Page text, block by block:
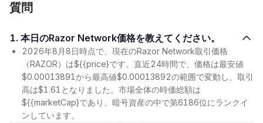
質問
1. 本日のRazor Network価格を教えてください。
2026年8月8日時点で、現在のRazor Network取引価格
（RAZOR）は${{price}です。直近24時間で、価格は最安値
$0.00013891から最高値$0.00013892の範囲で変動し、取引
高は$1.61となりました。市場全体の時価総額は
${{marketCap}であり、暗号資産の中で第6186位にランクイ
ンしています。